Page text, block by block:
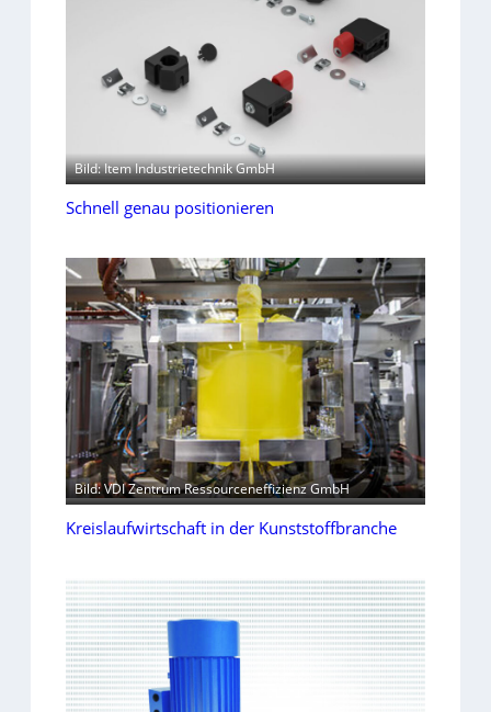
Bild: Item Industrietechnik GmbH
Schnell genau positionieren
Bild: VDI Zentrum Ressourceneffizienz GmbH
Kreislaufwirtschaft in der Kunststoffbranche